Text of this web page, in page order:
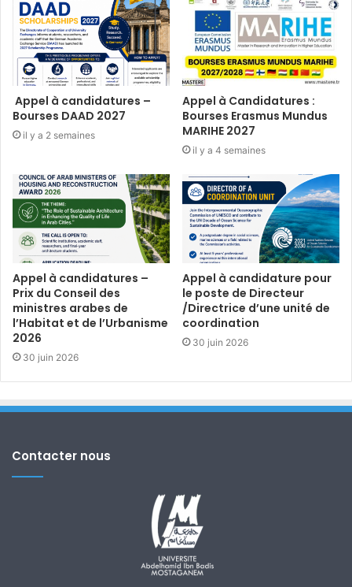
Appel à candidatures –
Bourses DAAD 2027
il y a 2 semaines
Appel à Candidatures :
Bourses Erasmus Mundus
MARIHE 2027
il y a 4 semaines
Appel à candidatures –
Prix du Conseil des
ministres arabes de
l’Habitat et de l’Urbanisme
2026
30 juin 2026
Appel à candidature pour
le poste de Directeur
/Directrice d’une unité de
coordination
30 juin 2026
Contacter nous